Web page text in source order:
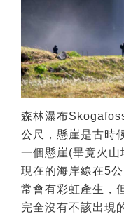
森林瀑布
公尺，懸崖是古時
一個懸崖(畢竟火山
現在的海岸線在5
常會有彩虹產生，
完全沒有不該出現